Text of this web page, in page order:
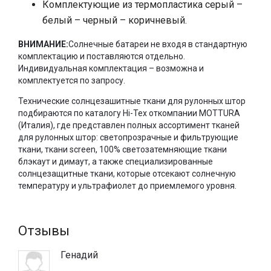
Компания Моттура – всемирно признанный лидер в
сфере автоматизированных решений для декора окон и
зашторивания различного типа с питанием от
энергосети, а с развитием аккумуляторных технологий
появились новые автоматические системы на
подзаряжаемых литий-ионных батареях, позволяющих
подключения к сети.
Модель Energy 736 – это собственная разработка
компании Моттура. Она укомплектована мощным
внутривальным мотором со встроенными литий-
ионными аккумуляторами, допускающими автономную
работу ролеты до 4х месяцев без подзарядки. Мощность
электромотора позволяет изготавливать изделия
сером цвете, а в качестве опции можно заказать
декоративные кронштейны и утяжелитель в цвете
Комплектующие из термопластика серый –
белый – черный – коричневый.
ВНИМАНИЕ:Солнечные батареи не входя в стандартную
комплектацию и поставляются отдельно.
Индивидуальная комплектация – возможна и
комплектуется по запросу.
Технические солнцезашитные ткани для рулонных штор
подбираются по каталогу Hi-Tex откомпании MOTTURA
(Италия), где представлен полных ассортимент тканей
для рулонных штор: светопрозрачные и фильтрующие
ткани, ткани screen, 100% светозатемняющие ткани
блэкаут и димаут, а также специализированные
солнцезащитные ткани, которые отсекают солнечную
температуру и ультрафиолет до приемлемого уровня.
Отзывы
Генадий